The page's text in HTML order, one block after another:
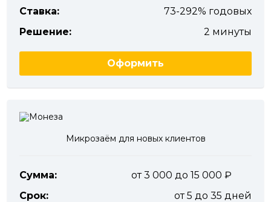
Ставка:
73-292% годовых
Решение:
2 минуты
Оформить
Микрозаём для новых клиентов
Сумма:
от 3 000 до 15 000
Срок:
от 5 до 35 дней